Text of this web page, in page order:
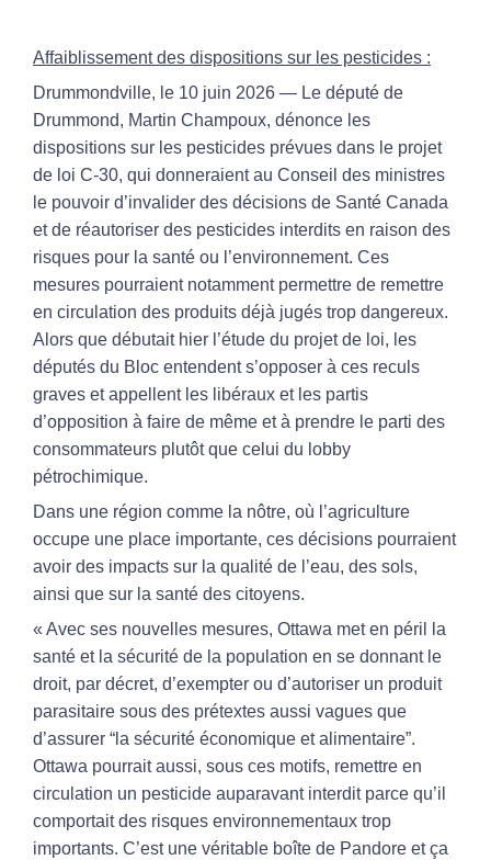
Affaiblissement des dispositions sur les pesticides :
Drummondville, le 10 juin 2026 — Le député de
Drummond, Martin Champoux, dénonce les
dispositions sur les pesticides prévues dans le projet
de loi C-30, qui donneraient au Conseil des ministres
le pouvoir d’invalider des décisions de Santé Canada
et de réautoriser des pesticides interdits en raison des
risques pour la santé ou l’environnement. Ces
mesures pourraient notamment permettre de remettre
en circulation des produits déjà jugés trop dangereux.
Alors que débutait hier l’étude du projet de loi, les
députés du Bloc entendent s’opposer à ces reculs
graves et appellent les libéraux et les partis
d’opposition à faire de même et à prendre le parti des
consommateurs plutôt que celui du lobby
pétrochimique.
Dans une région comme la nôtre, où l’agriculture
occupe une place importante, ces décisions pourraient
avoir des impacts sur la qualité de l’eau, des sols,
ainsi que sur la santé des citoyens.
« Avec ses nouvelles mesures, Ottawa met en péril la
santé et la sécurité de la population en se donnant le
droit, par décret, d’exempter ou d’autoriser un produit
parasitaire sous des prétextes aussi vagues que
d’assurer “la sécurité économique et alimentaire”.
Ottawa pourrait aussi, sous ces motifs, remettre en
circulation un pesticide auparavant interdit parce qu’il
comportait des risques environnementaux trop
importants. C’est une véritable boîte de Pandore et ça